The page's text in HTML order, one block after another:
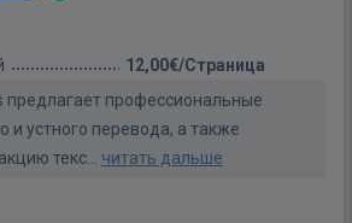
12,00€/Страница
предлагает профессиональные
и устного перевода, а также
текс... читать дальше